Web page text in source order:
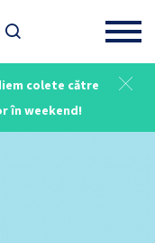
colete către
în weekend!